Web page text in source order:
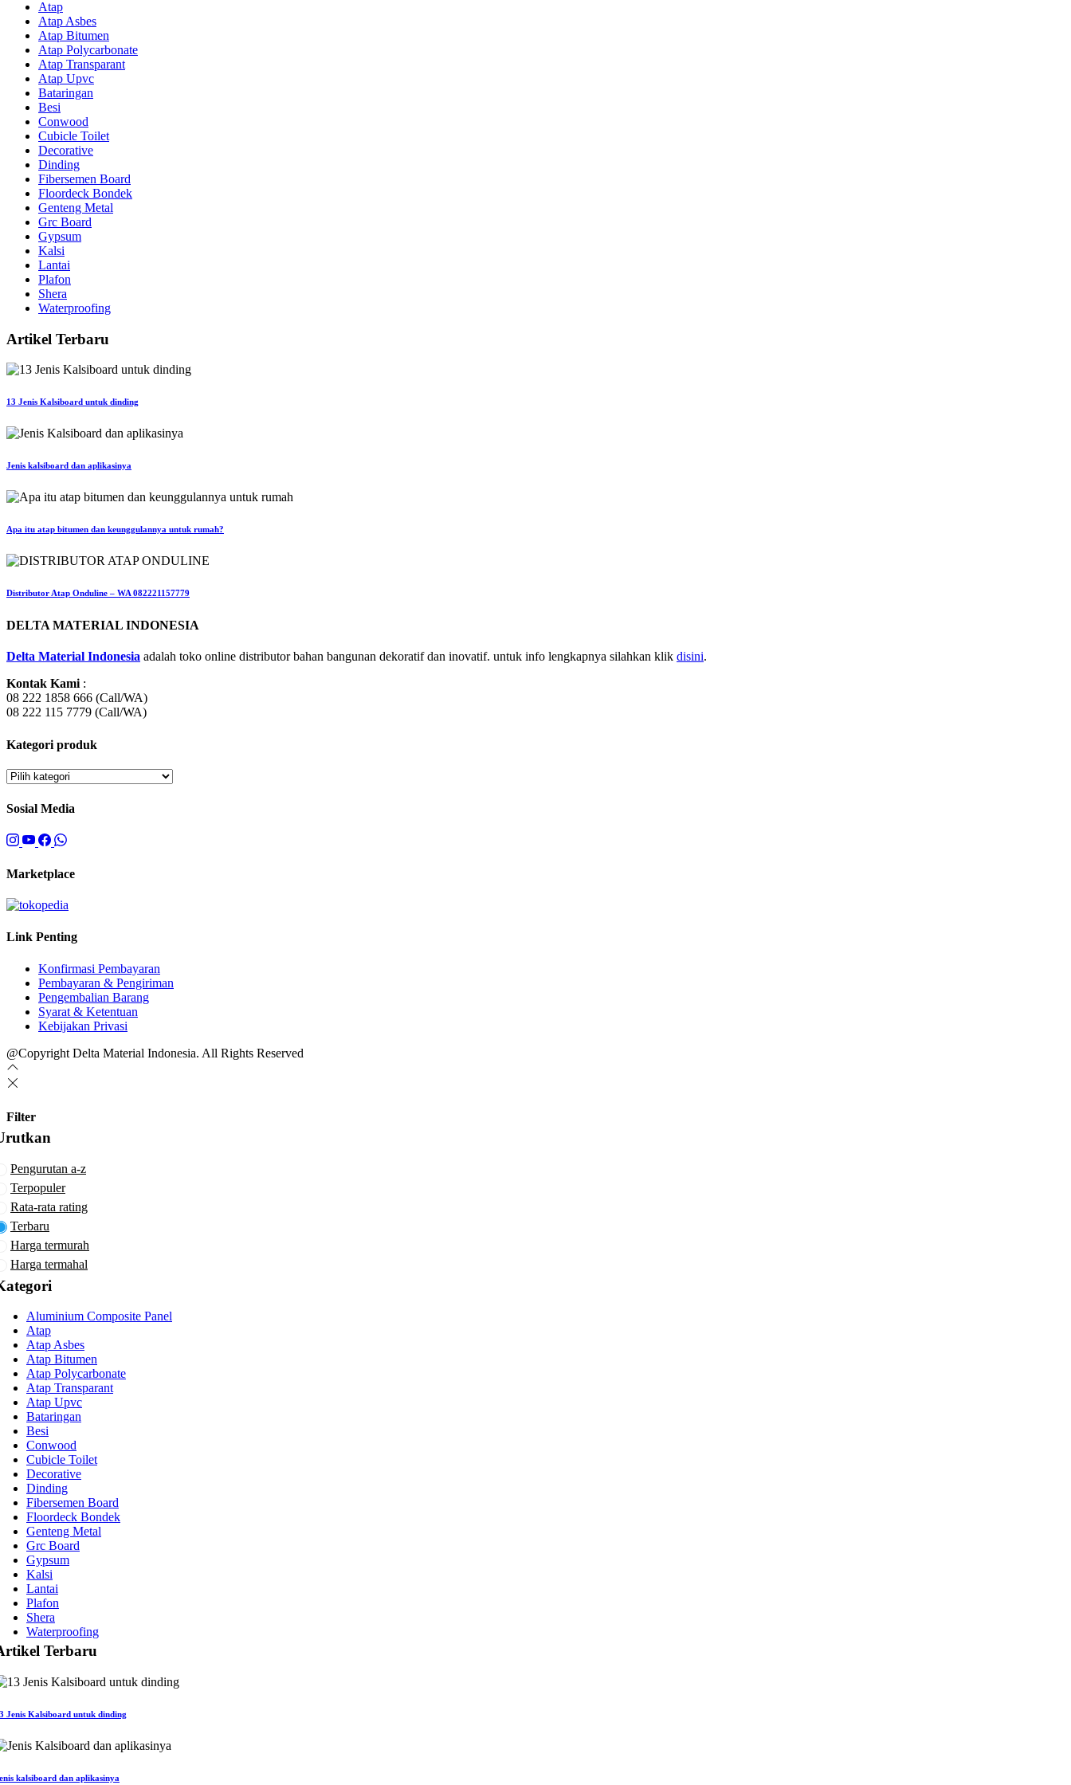
Atap
Atap Asbes
Atap Bitumen
Atap Polycarbonate
Atap Transparant
Atap Upvc
Bataringan
Besi
Conwood
Cubicle Toilet
Decorative
Dinding
Fibersemen Board
Floordeck Bondek
Genteng Metal
Grc Board
Gypsum
Kalsi
Lantai
Plafon
Shera
Waterproofing
Artikel Terbaru
13 Jenis Kalsiboard untuk dinding
Jenis kalsiboard dan aplikasinya
Apa itu atap bitumen dan keunggulannya untuk rumah?
Distributor Atap Onduline – WA 082221157779
DELTA MATERIAL INDONESIA
Delta Material Indonesia adalah toko online distributor bahan bangunan dekoratif dan inovatif. untuk info lengkapnya silahkan klik disini.
Kontak Kami:
08 222 1858 666 (Call/WA)
08 222 115 7779 (Call/WA)
Kategori produk
Sosial Media
Marketplace
Link Penting
Konfirmasi Pembayaran
Pembayaran & Pengiriman
Pengembalian Barang
Syarat & Ketentuan
Kebijakan Privasi
@Copyright Delta Material Indonesia. All Rights Reserved
Filter
Pengurutan a-z
Terpopuler
Rata-rata rating
Terbaru
Harga termurah
Harga termahal
Aluminium Composite Panel
Atap
Atap Asbes
Atap Bitumen
Atap Polycarbonate
Atap Transparant
Atap Upvc
Bataringan
Besi
Conwood
Cubicle Toilet
Decorative
Dinding
Fibersemen Board
Floordeck Bondek
Genteng Metal
Grc Board
Gypsum
Kalsi
Lantai
Plafon
Shera
Waterproofing
Terbaru
Jenis Kalsiboard untuk dinding
kalsiboard dan aplikasinya